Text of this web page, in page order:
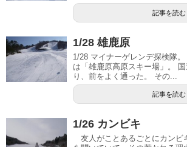
記事を読む
1/28 雄鹿原
1/28 マイナーゲレンデ探検隊
は「雄鹿原高原スキー場」。
り、前をよく通った。 その...
記事を読む
1/26 カンビキ
友人がことあるごとにカンビ